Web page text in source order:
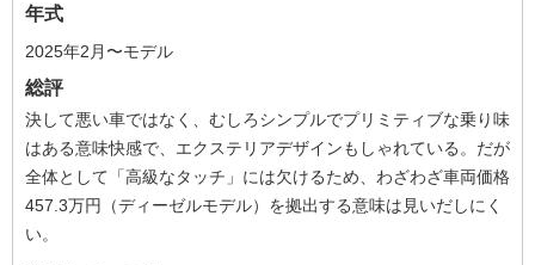
年式
2025年2月〜モデル
総評
決して悪い車ではなく、むしろシンプルでプリミティブな乗り味
はある意味快感で、エクステリアデザインもしゃれている。だが
全体として「高級なタッチ」には欠けるため、わざわざ車両価格
457.3万円（ディーゼルモデル）を拠出する意味は見いだしにく
い。